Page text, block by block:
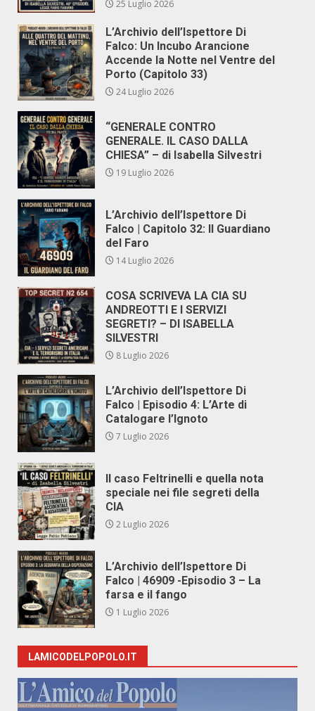
25 Luglio 2026
L’Archivio dell’Ispettore Di
Falco: Un Incubo Arancione
Accende la Notte nel Ventre del
Porto (Capitolo 33)
24 Luglio 2026
“GENERALE CONTRO
GENERALE. IL CASO DALLA
CHIESA” – di Isabella Silvestri
19 Luglio 2026
L’Archivio dell’Ispettore Di
Falco | Capitolo 32: Il Guardiano
del Faro
14 Luglio 2026
COSA SCRIVEVA LA CIA SU
ANDREOTTI E I SERVIZI
SEGRETI? – DI ISABELLA
SILVESTRI
8 Luglio 2026
L’Archivio dell’Ispettore Di
Falco | Episodio 4: L’Arte di
Catalogare l’Ignoto
7 Luglio 2026
Il caso Feltrinelli e quella nota
speciale nei file segreti della
CIA
2 Luglio 2026
L’Archivio dell’Ispettore Di
Falco | 46909 -Episodio 3 – La
farsa e il fango
1 Luglio 2026
LAMICODELPOPOLO.IT